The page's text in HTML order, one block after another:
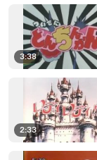
3:38
2:33